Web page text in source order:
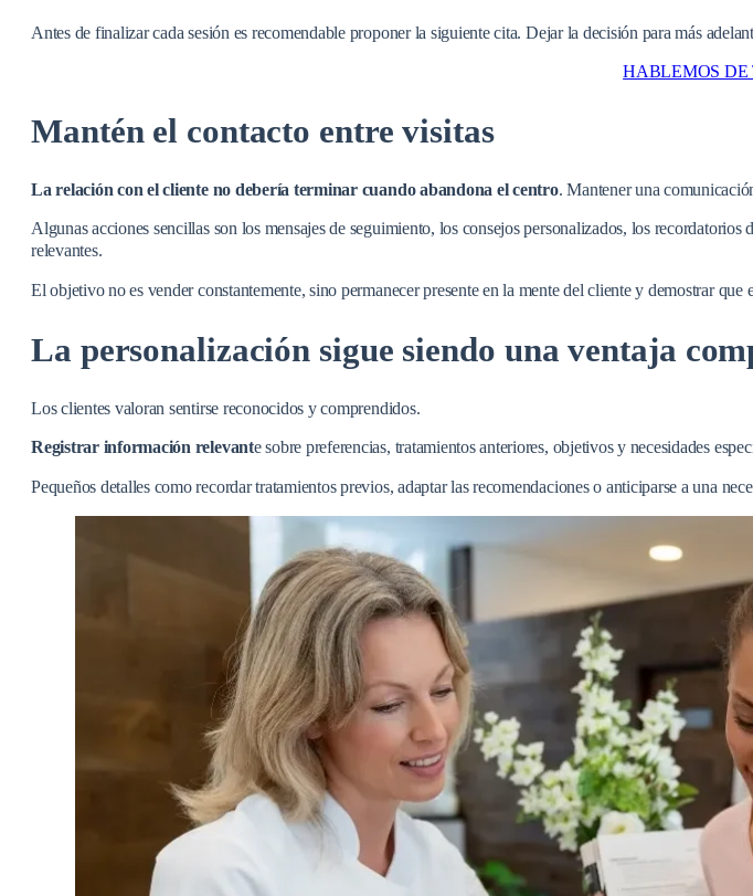
Antes de finalizar cada sesión es recomendable proponer la siguiente cita. Dejar la decisión para más
HABLEMOS DE
Mantén el contacto entre visitas
La relación con el cliente no debería terminar cuando abandona el centro. Mantener una
Algunas acciones sencillas son los mensajes de seguimiento, los consejos personalizados, los
relevantes.
El objetivo no es vender constantemente, sino permanecer presente en la mente del cliente y demostrar que
La personalización sigue siendo una ventaja
Los clientes valoran sentirse reconocidos y comprendidos.
Registrar información relevante sobre preferencias, tratamientos anteriores, objetivos y necesidades
Pequeños detalles como recordar tratamientos previos, adaptar las recomendaciones o anticiparse a una